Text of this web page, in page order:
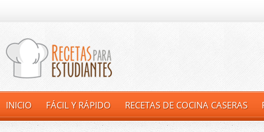
INICIO FÁCIL Y RÁPIDO RECETAS DE COCINA CASERAS